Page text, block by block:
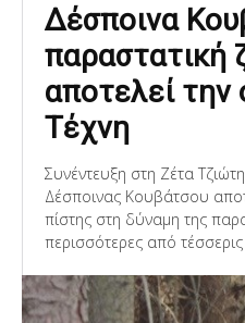
Δέσποινα
παραστατική
αποτελεί την
Τέχνη
Συνέντευξη στη Ζέτα Τζιώτη Η ζωγραφική της
Δέσποινας Κουβάτσου
πίστης στη δύναμη της
περισσότερες από τέσσερις